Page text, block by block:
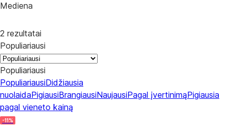
Mediena
2 rezultatai
Populiariausi
Populiariausi
PopuliariausiDidžiausia
nuolaidaPigiausiBrangiausiNaujausiPagal įvertinimąPigiausia
pagal vieneto kainą
-11%